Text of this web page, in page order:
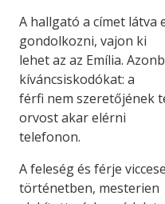
A hallgató a címet látva
gondolkozni, vajon ki
lehet az az Emília.
kíváncsiskodókat: a
férfi nem szeretőjének
orvost akar elérni
telefonon.
A feleség és férje
történetben, mesterien